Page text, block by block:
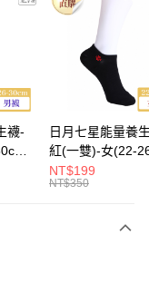
查看運費
襪-
日月七星能量養
紅(一雙)-女(22-
-船型 （限海外
Socks
NT$199
NT$350